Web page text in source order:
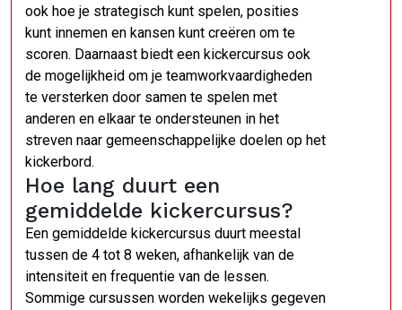
ook hoe je strategisch kunt spelen, posities
kunt innemen en kansen kunt creëren om te
scoren. Daarnaast biedt een kickercursus ook
de mogelijkheid om je teamworkvaardigheden
te versterken door samen te spelen met
anderen en elkaar te ondersteunen in het
streven naar gemeenschappelijke doelen op het
kickerbord.
Hoe lang duurt een
gemiddelde kickercursus?
Een gemiddelde kickercursus duurt meestal
tussen de 4 tot 8 weken, afhankelijk van de
intensiteit en frequentie van de lessen.
Sommige cursussen worden wekelijks gegeven